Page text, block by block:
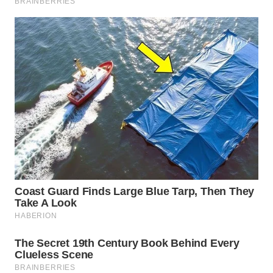
WN
NATUNA
WN
BINTAN
WN
MANDALIKA
WN
LIKUPANG
WN
WN
BORNEO